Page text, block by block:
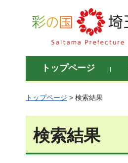
彩の国 埼玉県
トップページ
トップページ > 検索結果
検索結果